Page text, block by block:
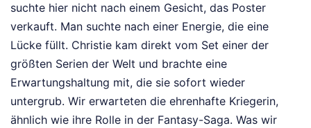
suchte hier nicht nach einem Gesicht, das Poster
verkauft. Man suchte nach einer Energie, die eine
Lücke füllt. Christie kam direkt vom Set einer der
größten Serien der Welt und brachte eine
Erwartungshaltung mit, die sie sofort wieder
untergrub. Wir erwarteten die ehrenhafte Kriegerin,
ähnlich wie ihre Rolle in der Fantasy-Saga. Was wir